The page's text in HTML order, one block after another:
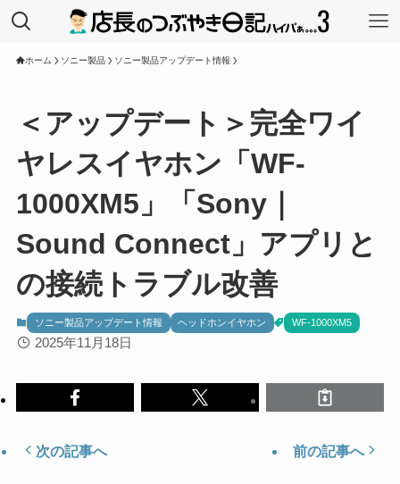
ホーム ソニー製品 ソニー製品アップデート情報
＜アップデート＞完全ワイ
ヤレスイヤホン「WF-
1000XM5」「Sony｜
Sound Connect」アプリと
の接続トラブル改善
ソニー製品アップデート情報 ヘッドホンイヤホン WF-1000XM5
2025年11月18日
次の記事へ 前の記事へ